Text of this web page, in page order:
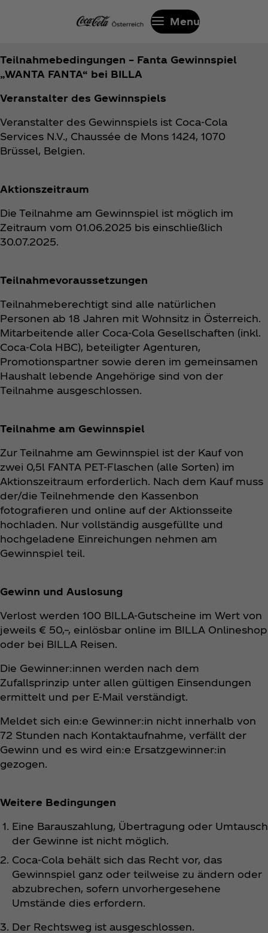
Menu
Teilnahmebedingungen – Fanta Gewinnspiel
„WANTA FANTA“ bei BILLA
Veranstalter des Gewinnspiels
Veranstalter des Gewinnspiels ist Coca‑Cola
Services N.V., Chaussée de Mons 1424, 1070
Brüssel, Belgien.
Aktionszeitraum
Die Teilnahme am Gewinnspiel ist möglich im
Zeitraum vom 01.06.2025 bis einschließlich
30.07.2025.
Teilnahmevoraussetzungen
Teilnahmeberechtigt sind alle natürlichen
Personen ab 18 Jahren mit Wohnsitz in Österreich.
Mitarbeitende aller Coca‑Cola Gesellschaften (inkl.
Coca‑Cola HBC), beteiligter Agenturen,
Promotionspartner sowie deren im gemeinsamen
Haushalt lebende Angehörige sind von der
Teilnahme ausgeschlossen.
Teilnahme am Gewinnspiel
Zur Teilnahme am Gewinnspiel ist der Kauf von
zwei 0,5l FANTA PET-Flaschen (alle Sorten) im
Aktionszeitraum erforderlich. Nach dem Kauf muss
der/die Teilnehmende den Kassenbon
fotografieren und online auf der Aktionsseite
hochladen. Nur vollständig ausgefüllte und
hochgeladene Einreichungen nehmen am
Gewinnspiel teil.
Gewinn und Auslosung
Verlost werden 100 BILLA-Gutscheine im Wert von
jeweils € 50,–, einlösbar online im BILLA Onlineshop
oder bei BILLA Reisen.
Die Gewinner:innen werden nach dem
Zufallsprinzip unter allen gültigen Einsendungen
ermittelt und per E-Mail verständigt.
Meldet sich ein:e Gewinner:in nicht innerhalb von
72 Stunden nach Kontaktaufnahme, verfällt der
Gewinn und es wird ein:e Ersatzgewinner:in
gezogen.
Weitere Bedingungen
Eine Barauszahlung, Übertragung oder Umtausch
der Gewinne ist nicht möglich.
Coca‑Cola behält sich das Recht vor, das
Gewinnspiel ganz oder teilweise zu ändern oder
abzubrechen, sofern unvorhergesehene
Umstände dies erfordern.
Der Rechtsweg ist ausgeschlossen.